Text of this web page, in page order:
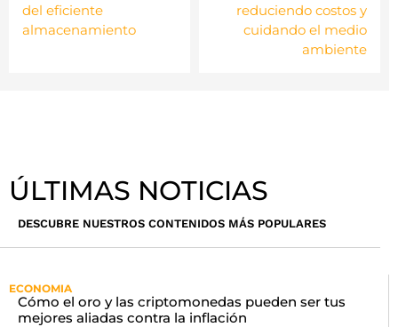
del eficiente
almacenamiento
reduciendo costos y
cuidando el medio
ambiente
ÚLTIMAS NOTICIAS
DESCUBRE NUESTROS CONTENIDOS MÁS POPULARES
ECONOMIA
Cómo el oro y las criptomonedas pueden ser tus
mejores aliadas contra la inflación